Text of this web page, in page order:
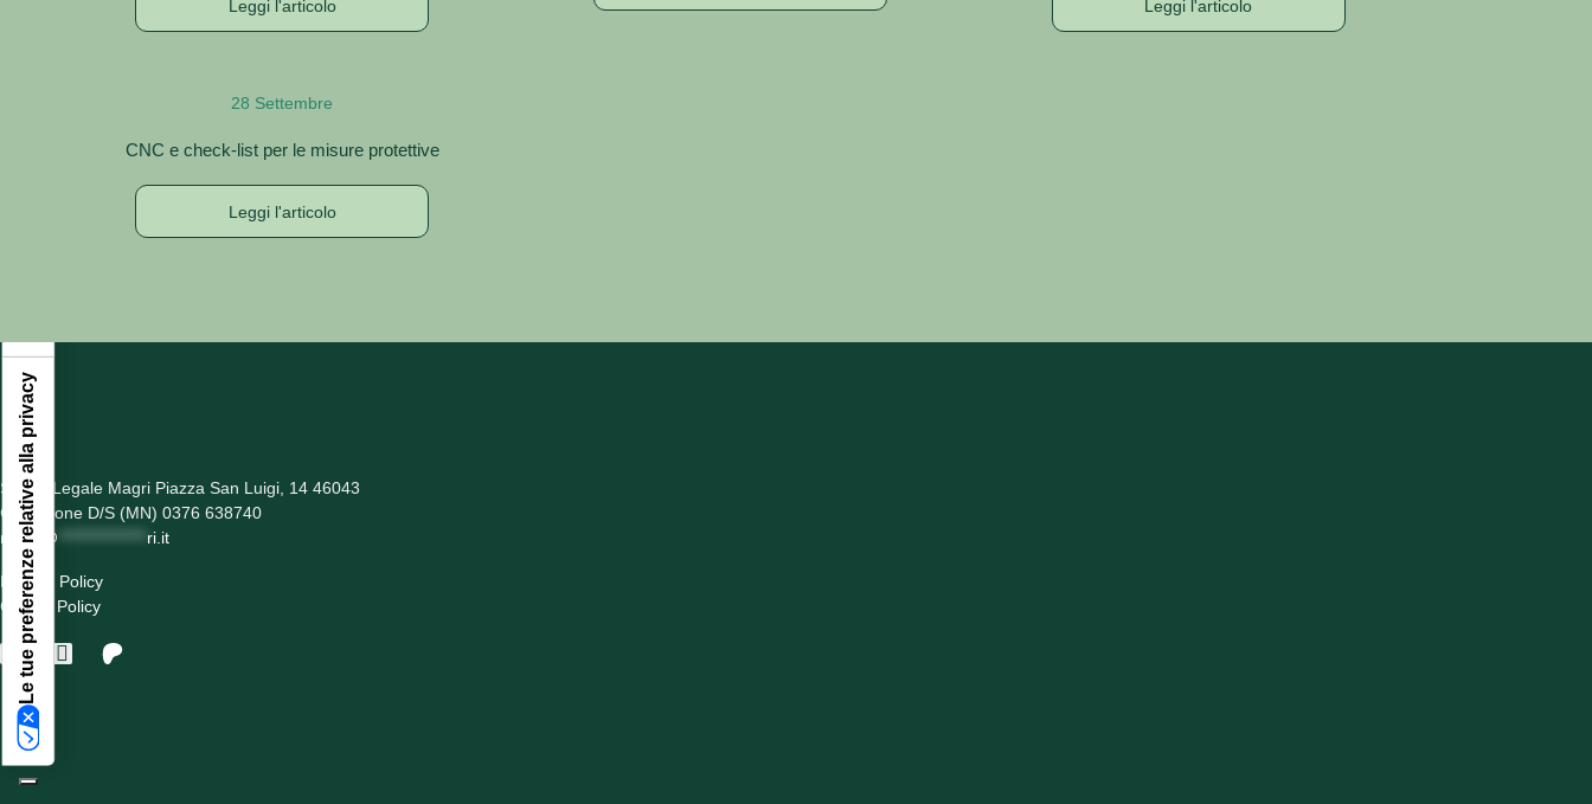
Leggi l'articolo Leggi l'articolo
28 Settembre
CNC e check-list per le misure protettive
Leggi l'articolo
Studio Legale Magri Piazza San Luigi, 14 46043
Castiglione D/S (MN) 0376 638740
ma*** @ ri.it
Privacy Policy
Cookie Policy
Le tue preferenze relative alla privacy